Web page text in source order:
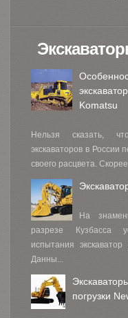
Komatsu
Нельзя сказать,
экскаваторов в России
своего расцвета. Скорее
На
разрезе Кузбасса
испытания
Данны...
погрузки